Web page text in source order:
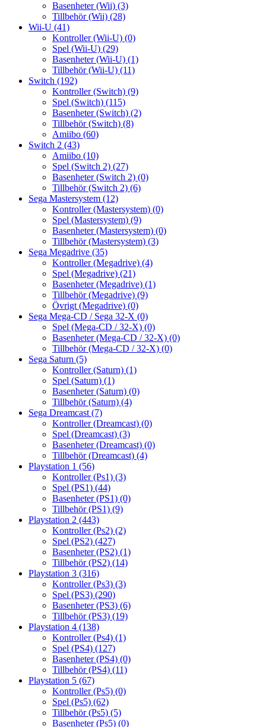
Basenheter (Wii) (3)
Tillbehör (Wii) (28)
Wii-U (41)
Kontroller (Wii-U) (0)
Spel (Wii-U) (29)
Basenheter (Wii-U) (1)
Tillbehör (Wii-U) (11)
Switch (192)
Kontroller (Switch) (9)
Spel (Switch) (115)
Basenheter (Switch) (2)
Tillbehör (Switch) (8)
Amiibo (60)
Switch 2 (43)
Amiibo (10)
Spel (Switch 2) (27)
Basenheter (Switch 2) (0)
Tillbehör (Switch 2) (6)
Sega Mastersystem (12)
Kontroller (Mastersystem) (0)
Spel (Mastersystem) (9)
Basenheter (Mastersystem) (0)
Tillbehör (Mastersystem) (3)
Sega Megadrive (35)
Kontroller (Megadrive) (4)
Spel (Megadrive) (21)
Basenheter (Megadrive) (1)
Tillbehör (Megadrive) (9)
Övrigt (Megadrive) (0)
Sega Mega-CD / Sega 32-X (0)
Spel (Mega-CD / 32-X) (0)
Basenheter (Mega-CD / 32-X) (0)
Tillbehör (Mega-CD / 32-X) (0)
Sega Saturn (5)
Kontroller (Saturn) (1)
Spel (Saturn) (1)
Basenheter (Saturn) (0)
Tillbehör (Saturn) (4)
Sega Dreamcast (7)
Kontroller (Dreamcast) (0)
Spel (Dreamcast) (3)
Basenheter (Dreamcast) (0)
Tillbehör (Dreamcast) (4)
Playstation 1 (56)
Kontroller (Ps1) (3)
Spel (PS1) (44)
Basenheter (PS1) (0)
Tillbehör (PS1) (9)
Playstation 2 (443)
Kontroller (Ps2) (2)
Spel (PS2) (427)
Basenheter (PS2) (1)
Tillbehör (PS2) (14)
Playstation 3 (316)
Kontroller (Ps3) (3)
Spel (PS3) (290)
Basenheter (PS3) (6)
Tillbehör (PS3) (19)
Playstation 4 (138)
Kontroller (Ps4) (1)
Spel (PS4) (127)
Basenheter (PS4) (0)
Tillbehör (PS4) (11)
Playstation 5 (67)
Kontroller (Ps5) (0)
Spel (Ps5) (62)
Tillbehör (Ps5) (5)
Basenheter (Ps5) (0)